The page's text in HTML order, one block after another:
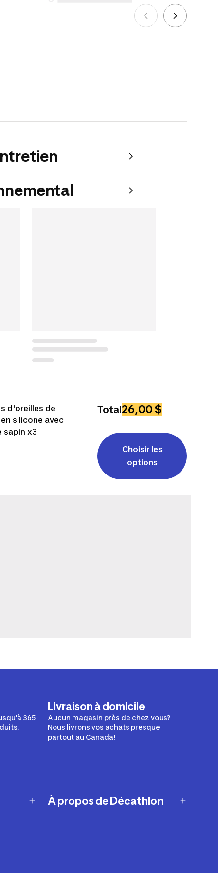
effectués à compter du 5 octobre 2025.
d'oreilles de
silicone avec
sapin x3
Total26,00 $
Choisir les
options
365
Livraison à domicile
Aucun magasin près de chez vous?
Nous livrons vos achats presque
partout au Canada!
À propos de Décathlon